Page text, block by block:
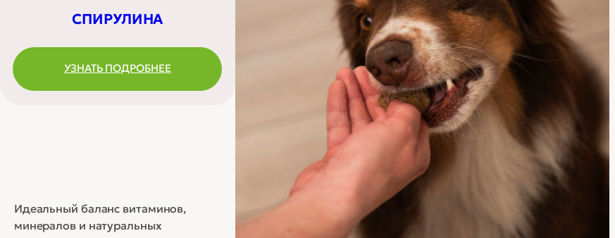
СПИРУЛИНА
УЗНАТЬ ПОДРОБНЕЕ
Идеальный баланс витаминов,
минералов и натуральных